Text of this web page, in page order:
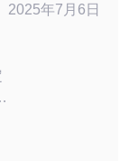
2025年7月6日